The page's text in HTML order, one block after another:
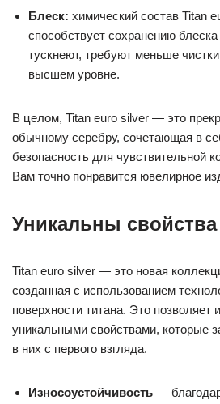
Блеск: химический состав Titan
способствует сохранению
тускнеют, требуют меньше
высшем уровне.
В целом, Titan euro silver — это
обычному серебру, сочетающая в
безопасность для чувствительной
Вам точно понравится ювелирное
Уникальны свойства
Titan euro silver — это новая
созданная с использованием
поверхности титана. Это позволяет
уникальными свойствами, которые
в них с первого взгляда.
Износоустойчивость —